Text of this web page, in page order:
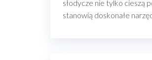
słodycze nie tylko cieszą
stanowią doskonałe